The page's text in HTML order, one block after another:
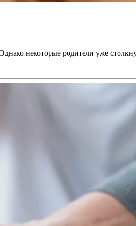
некоторые родители уже